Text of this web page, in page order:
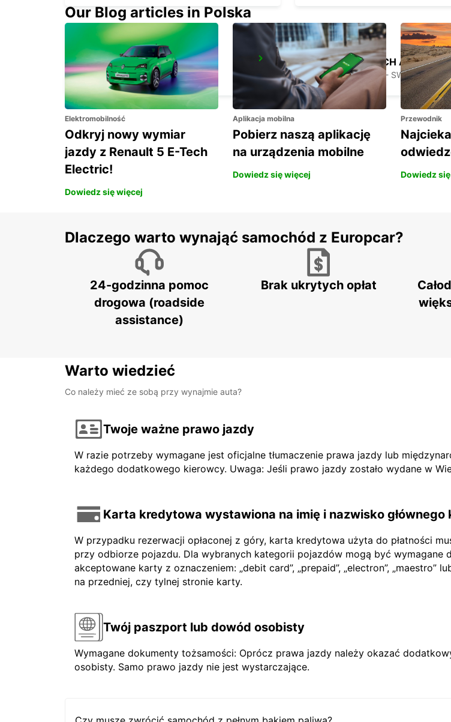
KLOTEN AMAG
KLOTEN - SWITZERLAND
BACHENBUELACH AMAG
BACHENBUELACH - SWITZERLAND
Our Blog articles in Polska
Elektromobilność
Odkryj nowy wymiar
jazdy z Renault 5 E-Tech
Electric!
Dowiedz się więcej
Aplikacja mobilna
Pobierz naszą aplikację
na urządzenia mobilne
Dowiedz się więcej
Przewodnik
Dowiedz
Dlaczego warto wynająć samochód z Europcar?
24-godzinna pomoc
drogowa (roadside
assistance)
Brak ukrytych opłat
Warto wiedzieć
Co należy mieć ze sobą przy wynajmie auta?
Twoje ważne prawo jazdy
W razie potrzeby wymagane jest oficjalne tłumaczenie prawa jazdy lub
każdego dodatkowego kierowcy. Uwaga: Jeśli prawo jazdy zostało wydane w
Karta kredytowa wystawiona na imię i nazwisko głównego
W przypadku rezerwacji opłaconej z góry, karta kredytowa użyta do płatności
przy odbiorze pojazdu. Dla wybranych kategorii pojazdów mogą być wymagane
akceptowane karty z oznaczeniem: „debit card”, „prepaid”, „electron”,
na przedniej, czy tylnej stronie karty.
Twój paszport lub dowód osobisty
Wymagane dokumenty tożsamości: Oprócz prawa jazdy należy okazać
osobisty. Samo prawo jazdy nie jest wystarczające.